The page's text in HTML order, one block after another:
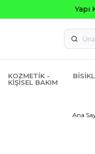
KOZMETIK -
KIŞISEL BAKIM
Ana